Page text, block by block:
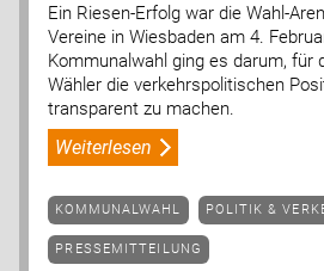
Ein Riesen-Erfolg war die Wahl-
Vereine in Wiesbaden am 4.
Kommunalwahl ging es darum, für
Wähler die verkehrspolitischen
transparent zu machen.
Weiterlesen
KOMMUNALWAHL POLITIK &
PRESSEMITTEILUNG